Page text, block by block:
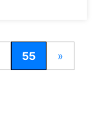
55 »